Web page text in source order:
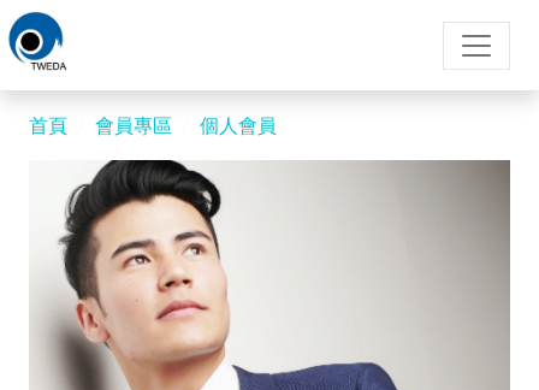
首頁 會員專區 個人會員